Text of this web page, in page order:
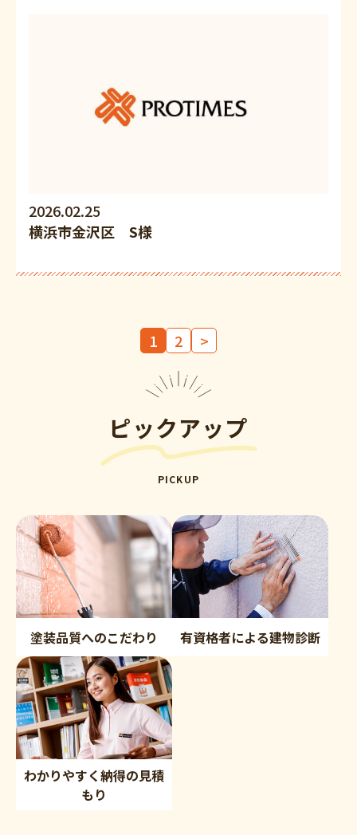
2026.02.25
横浜市金沢区 S様
1 2 >
ピックアップ
PICKUP
塗装品質へのこだわり 有資格者による建物診断
わかりやすく納得の見積
もり